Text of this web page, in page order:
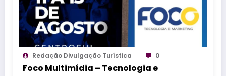
Redação Divulgação Turística 0
Foco Multimídia – Tecnologia e